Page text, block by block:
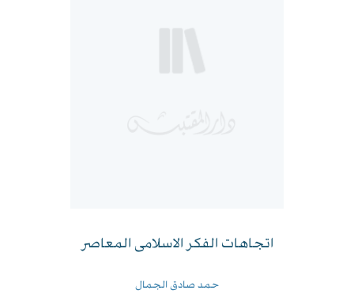
اتجاهات الفكر الاسلامى المعاصر
حمد صادق الجمال